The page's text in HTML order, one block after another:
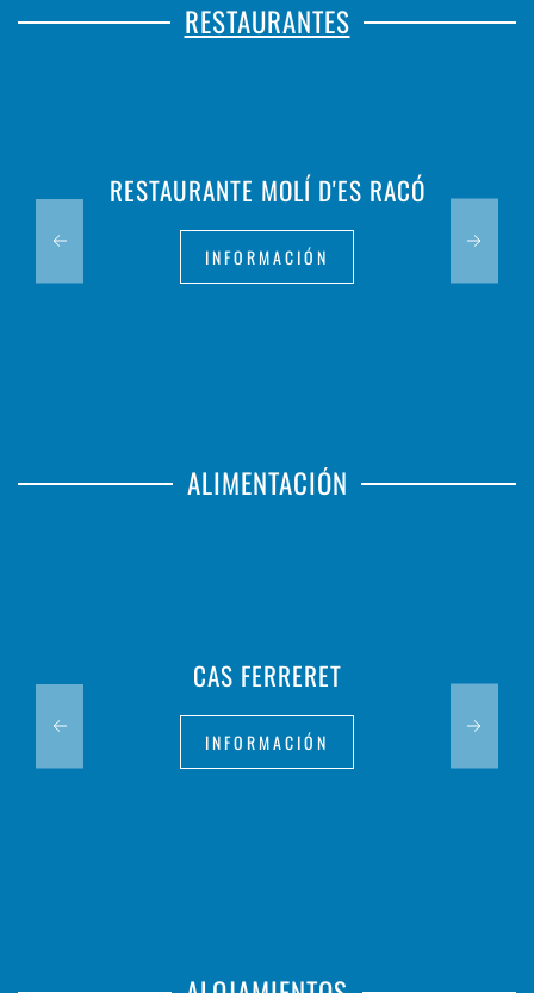
RESTAURANTES
RESTAURANTE MOLÍ D'ES RACÓ
INFORMACIÓN
ALIMENTACIÓN
CAS FERRERET
INFORMACIÓN